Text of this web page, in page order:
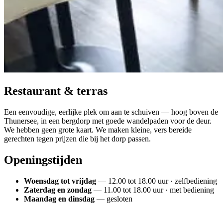
Restaurant & terras
Een eenvoudige, eerlijke plek om aan te schuiven — hoog boven de
Thunersee, in een bergdorp met goede wandelpaden voor de deur.
We hebben geen grote kaart. We maken kleine, vers bereide
gerechten tegen prijzen die bij het dorp passen.
Openingstijden
Woensdag tot vrijdag — 12.00 tot 18.00 uur · zelfbediening
Zaterdag en zondag — 11.00 tot 18.00 uur · met bediening
Maandag en dinsdag — gesloten